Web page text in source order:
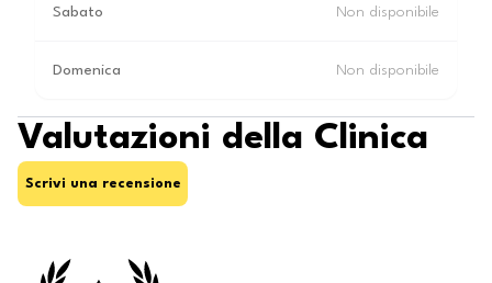
Sabato Non disponibile
Domenica Non disponibile
Valutazioni della Clinica
Scrivi una recensione